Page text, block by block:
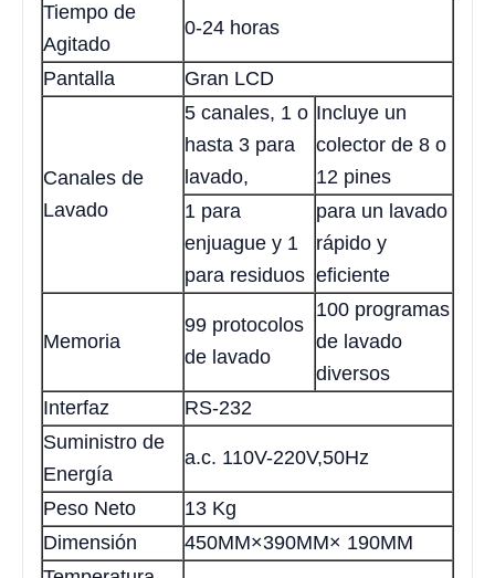
Tiempo de
Agitado
0-24 horas
Pantalla Gran LCD
Canales de
Lavado
5 canales, 1 o
hasta 3 para
lavado,
Incluye un
colector de 8 o
12 pines
1 para
enjuague y 1
para residuos
para un lavado
rápido y
eficiente
Memoria
99 protocolos
de lavado
100 programas
de lavado
diversos
Interfaz
RS-232
Suministro de
Energía
a.c. 110V-220V,50Hz
Peso Neto
13 Kg
Dimensión
450MM×390MM× 190MM